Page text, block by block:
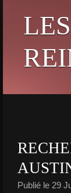
Publié le 29